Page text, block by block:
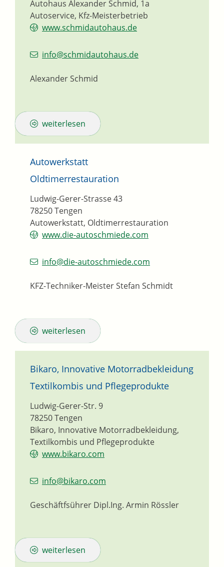
Autohaus Alexander Schmid, 1a
Autoservice, Kfz-Meisterbetrieb
www.schmidautohaus.de
info@schmidautohaus.de
Alexander Schmid
weiterlesen
Autowerkstatt
Oldtimerrestauration
Autowerkstatt, Oldtimerrestauration
Ludwig-Gerer-Strasse 43
78250Tengen
www.die-autoschmiede.com
info@die-autoschmiede.com
KFZ-Techniker-MeisterStefan Schmidt
weiterlesen
Bikaro, Innovative Motorradbekleidung
Textilkombis und Pflegeprodukte
Bikaro, Innovative Motorradbekleidung,
Textilkombis und Pflegeprodukte
Ludwig-Gerer-Str. 9
78250Tengen
www.bikaro.com
info@bikaro.com
Geschäftfsührer Dipl.Ing. Armin Rössler
weiterlesen